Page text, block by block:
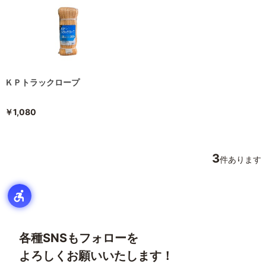
ＫＰトラックロープ
￥1,080
3件あります
各種SNSもフォローを
よろしくお願いいたします！